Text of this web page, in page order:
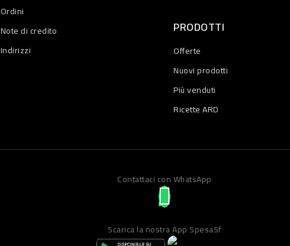
Ordini
Note di credito
Indirizzi
PRODOTTI
Offerte
Nuovi prodotti
Più venduti
Ricette ARD
Contattaci con WhatsApp
Scarica la nostra App Spesa5f